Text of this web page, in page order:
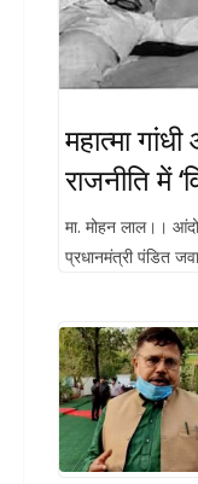
महात्मा
राजनीति में
मा. मोहन लाल।।
प्रधानमंत्री पंडित